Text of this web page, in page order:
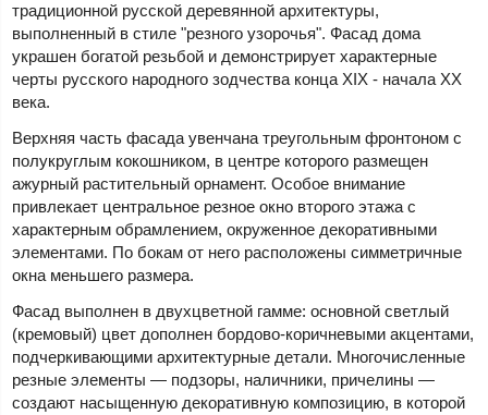
традиционной русской деревянной архитектуры,
выполненный в стиле "резного узорочья". Фасад дома
украшен богатой резьбой и демонстрирует характерные
черты русского народного зодчества конца XIX - начала XX
века.
Верхняя часть фасада увенчана треугольным фронтоном с
полукруглым кокошником, в центре которого размещен
ажурный растительный орнамент. Особое внимание
привлекает центральное резное окно второго этажа с
характерным обрамлением, окруженное декоративными
элементами. По бокам от него расположены симметричные
окна меньшего размера.
Фасад выполнен в двухцветной гамме: основной светлый
(кремовый) цвет дополнен бордово-коричневыми акцентами,
подчеркивающими архитектурные детали. Многочисленные
резные элементы — подзоры, наличники, причелины —
создают насыщенную декоративную композицию, в которой